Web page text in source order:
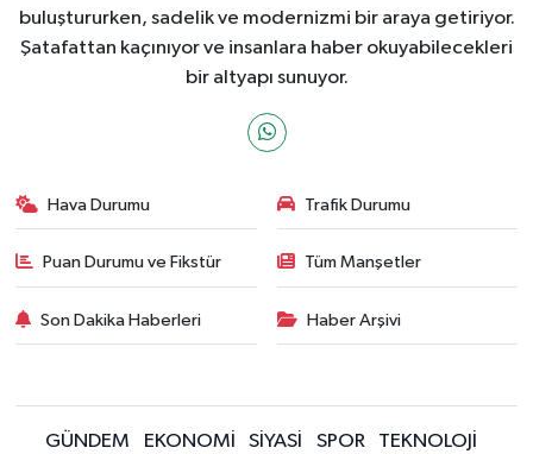
buluştururken, sadelik ve modernizmi bir araya getiriyor.
Şatafattan kaçınıyor ve insanlara haber okuyabilecekleri
bir altyapı sunuyor.
Hava Durumu Trafik Durumu
Puan Durumu ve Fikstür Tüm Manşetler
Son Dakika Haberleri Haber Arşivi
GÜNDEM EKONOMİ SİYASİ SPOR TEKNOLOJİ